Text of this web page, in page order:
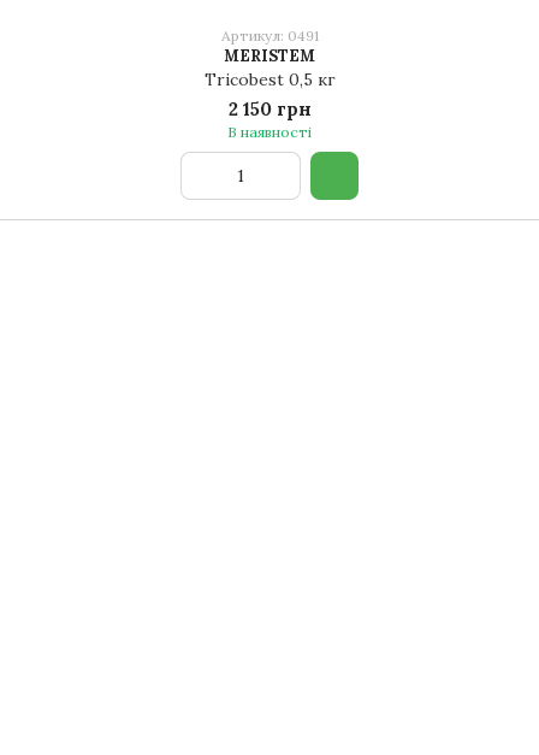
Артикул: 0491
MERISTEM
Tricobest 0,5 кг
2 150 грн
В наявності